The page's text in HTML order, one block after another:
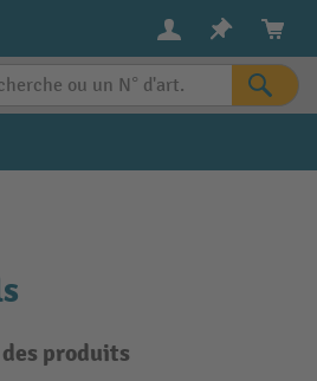
produits